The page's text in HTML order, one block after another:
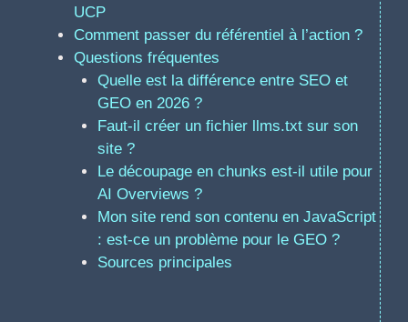
UCP
Comment passer du référentiel à l’action ?
Questions fréquentes
Quelle est la différence entre SEO et
GEO en 2026 ?
Faut-il créer un fichier llms.txt sur son
site ?
Le découpage en chunks est-il utile pour
AI Overviews ?
Mon site rend son contenu en JavaScript
: est-ce un problème pour le GEO ?
Sources principales